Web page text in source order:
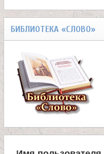
ц
н
БИБЛИОТЕКА «СЛОВО»